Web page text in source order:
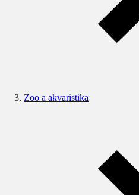
Zoo a akvaristika